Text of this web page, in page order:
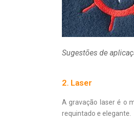
Sugestões de
2. Laser
A gravação laser é o
requintado e elegante.